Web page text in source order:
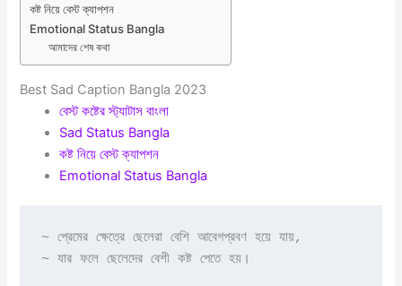
কষ্ট নিয়ে বেস্ট ক্যাপশন
Emotional Status Bangla
আমাদের শেষ কথা
Best Sad Caption Bangla 2023
বেস্ট কষ্টের স্ট্যাটাস বাংলা
Sad Status Bangla
কষ্ট নিয়ে বেস্ট ক্যাপশন
Emotional Status Bangla
~ প্রেমের ক্ষেত্রে ছেলেরা বেশি আবেগপ্রবণ হয়ে যায়,
~ যার ফলে ছেলেদের বেশী কষ্ট পেতে হয়।